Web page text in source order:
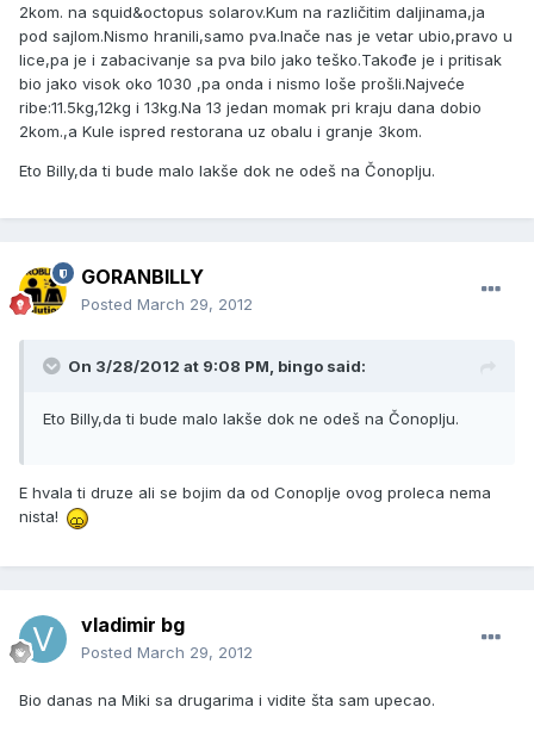
2kom. na squid&octopus solarov.Kum na različitim daljinama,ja
pod sajlom.Nismo hranili,samo pva.Inače nas je vetar ubio,pravo u
lice,pa je i zabacivanje sa pva bilo jako teško.Takođe je i pritisak
bio jako visok oko 1030 ,pa onda i nismo loše prošli.Najveće
ribe:11.5kg,12kg i 13kg.Na 13 jedan momak pri kraju dana dobio
2kom.,a Kule ispred restorana uz obalu i granje 3kom.
Eto Billy,da ti bude malo lakše dok ne odeš na Čonoplju.
GORANBILLY
Posted March 29, 2012
On 3/28/2012 at 9:08 PM, bingo said:
Eto Billy,da ti bude malo lakše dok ne odeš na Čonoplju.
E hvala ti druze ali se bojim da od Conoplje ovog proleca nema
nista!
vladimir bg
Posted March 29, 2012
Bio danas na Miki sa drugarima i vidite šta sam upecao.